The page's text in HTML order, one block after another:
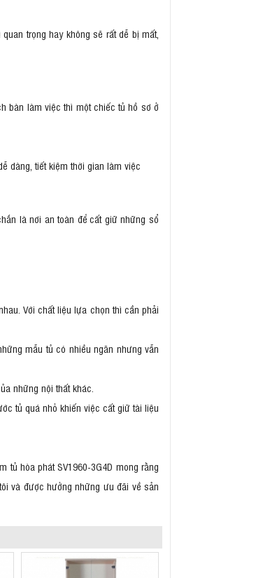
trọng hay không sẽ rất dễ bị mất,
bàn làm việc thì một chiếc tủ hồ sơ ở
dàng, tiết kiệm thời gian làm việc
là nơi an toàn để cất giữ những sổ
Với chất liệu lựa chọn thì cần phải
mẫu tủ có nhiều ngăn nhưng vẫn
những nội thất khác.
tủ quá nhỏ khiến việc cất giữ tài liệu
hòa phát SV1960-3G4D mong rằng
và được hưởng những ưu đãi về sản